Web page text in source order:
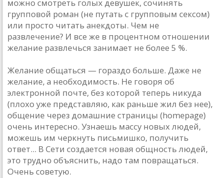
можно смотреть голых девушек, сочинять
групповой роман (не путать с групповым сексом)
или просто читать анекдоты. Чем не
развлечение? И все же в процентном отношении
желание развлечься занимает не более 5 %.
Желание общаться — гораздо больше. Даже не
желание, а необходимость. Не говоря об
электронной почте, без которой теперь никуда
(плохо уже представляю, как раньше жил без нее),
общение через домашние страницы (homepage)
очень интересно. Узнаешь массу новых людей,
можешь им черкнуть письмишко, получить
ответ... В Сети создается новая общность людей,
это трудно объяснить, надо там повращаться.
Очень советую.